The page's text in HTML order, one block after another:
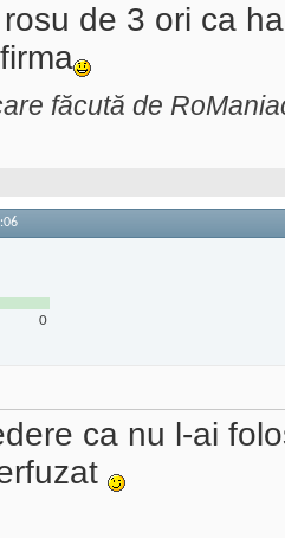
de 3 ori ca
făcută de
0
ca nu l-ai